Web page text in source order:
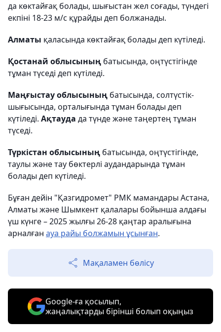
да көктайғақ болады, шығыстан жел соғады, түндегі
екпіні 18-23 м/с құрайды деп болжанады.
Алматы қаласында көктайғақ болады деп күтіледі.
Қостанай облысының батысында, оңтүстігінде
тұман түседі деп күтіледі.
Маңғыстау облысының батысында, солтүстік-
шығысында, орталығында тұман болады деп
күтіледі. Ақтауда да түнде және таңертең тұман
түседі.
Түркістан облысының батысында, оңтүстігінде,
таулы және тау бөктерлі аудандарында тұман
болады деп күтіледі.
Бұған дейін "Қазгидромет" РМК мамандары Астана,
Алматы және Шымкент қалалары бойынша алдағы
үш күнге – 2025 жылғы 26-28 қаңтар аралығына
арналған ауа райы болжамын ұсынған.
Мақаламен бөлісу
Google-ға қосылып,
жаңалықтарды бірінші болып оқыңыз